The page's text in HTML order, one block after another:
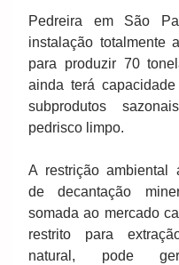
Pedreira em São
instalação totalmente
para produzir 70
ainda terá
subprodutos
pedrisco limpo.
A restrição ambiental
de decantação
somada ao mercado
restrito para
natural, pode